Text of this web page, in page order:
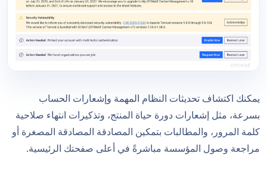
يمكنك اكتشاف تحديثات النظام المهمة وإشعارات الحساب
بسرعة، مثل إشعارات دورة حياة المنتج، وتذكيرات انتهاء صلاحية
كلمة المرور، والمطالبات بتمكين المصادقة المصادقة المصغرة أو
مراجعة وصول المؤسسة مباشرةً في أعلى صفحتك الرئيسية.